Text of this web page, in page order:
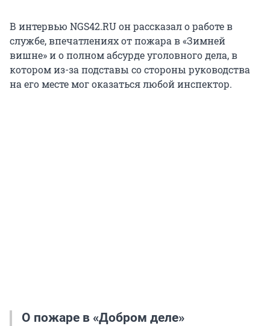
В интервью NGS42.RU он рассказал о работе в
службе, впечатлениях от пожара в «Зимней
вишне» и о полном абсурде уголовного дела, в
котором из-за подставы со стороны руководства
на его месте мог оказаться любой инспектор.
О пожаре в «Добром деле»